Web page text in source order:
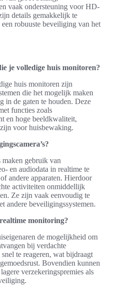
vaak ondersteuning voor HD-
details gemakkelijk te
robuuste beveiliging van het
je volledige huis monitoren?
huis monitoren zijn
die het mogelijk maken
in de gaten te houden. Deze
functies zoals
en hoge beeldkwaliteit,
voor huisbewaking.
maken gebruik van
en audiodata in realtime te
andere apparaten. Hierdoor
activiteiten onmiddellijk
Ze zijn vaak eenvoudig te
andere beveiligingssystemen.
monitoring?
de mogelijkheid om
bij verdachte
te reageren, wat bijdraagt
Bovendien kunnen
verzekeringspremies als